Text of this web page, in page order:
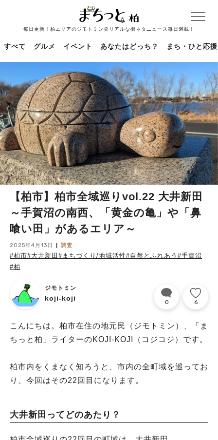
毎日更新！柏エリアのジモトミン発リアルな街ネタニュース毎日満載！
すべて グルメ イベント あなたはどっち？ まち・ひと応援
【柏市】柏市全域巡りvol.22 大井新田
～手賀沼の南西、「黄金の亀」や「鼻
喰い田」があるエリア～
2025年4月13日 調査
#柏市#大井新田 #まちづくり/地域活性#自然とふれあう #手賀沼
#柏
ジモトミン
koji-koji 0 6
こんにちは。柏市在住の地元民（ジモトミン）、「ま
ちっと柏」ライターのKOJI-KOJI（コジコジ）です。
柏市内をくまなく知ろうと、市内の全町域を巡ってお
り、今回はその22回目になります。
大井新田ってどのあたり？